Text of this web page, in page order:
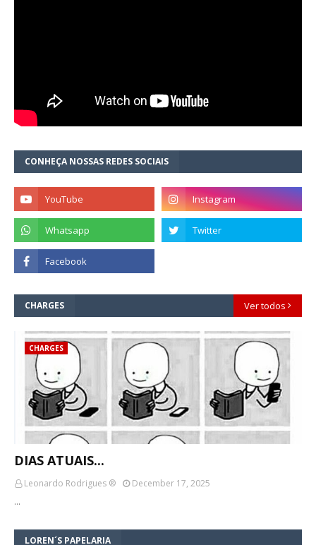
CONHEÇA NOSSAS REDES SOCIAIS
CHARGES Ver todos
CHARGES
DIAS ATUAIS...
Leonardo Rodrigues ®
December 17, 2025
…
LOREN´S PAPELARIA